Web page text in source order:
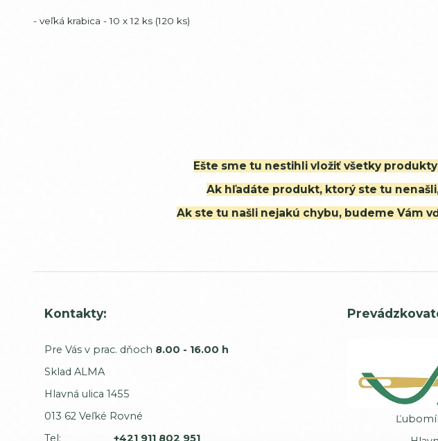
- veľká krabica - 10 x 12 ks (120 ks)
Ešte sme tu nestihli vložiť všetky
Ak hľadáte produkt, ktorý ste tu
Ak ste tu našli nejakú chybu, budeme Vám
Kontakty:
Pre Vás v prac. dňoch 8.00 - 16.00 h
Sklad ALMA
Hlavná ulica 1455
013 62 Veľké Rovné
Tel:
+421 911 802 951